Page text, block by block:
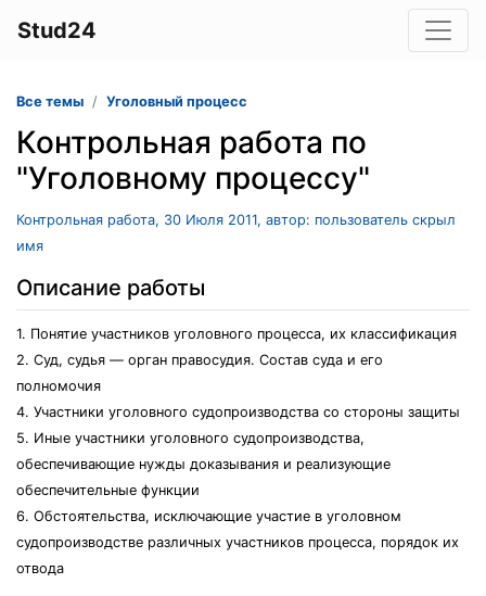
Stud24
Все темы Уголовный процесс
Контрольная работа по
"Уголовному процессу"
Контрольная работа, 30 Июля 2011, автор: пользователь скрыл
имя
Описание работы
1. Понятие участников уголовного процесса, их классификация
2. Суд, судья — орган правосудия. Состав суда и его
полномочия
4. Участники уголовного судопроизводства со стороны защиты
5. Иные участники уголовного судопроизводства,
обеспечивающие нужды доказывания и реализующие
обеспечительные функции
6. Обстоятельства, исключающие участие в уголовном
судопроизводстве различных участников процесса, порядок их
отвода